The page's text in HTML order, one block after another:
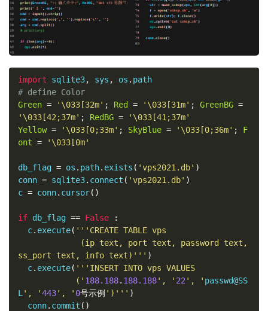
import sqlite3, sys , os .
# define Color
Green = '\033[32m' ; Red = '\033[31m' ; GreenBG =
'\033[42;37m' ; RedBG =
'\033[41;37m'
Yellow = '\033[0;33m' ; SkyBlue = '\033[0;36m' ;
F
ont = '\033[0m'
db_flag = os . path. exists ( 'vps2021.db' )
conn = sqlite3. connect ( 'vps2021.db' )
c = conn. cursor()
if db_flag == False
:
  c
. execute( '''CREATE TABLE vps
ss_port text, info text)''' )
  c
. execute( '''INSERT INTO vps VALUES
            ('
188.188. 188.188', ' 22 ', ' passwd@SS
L ', '443', ' 0号示例 ')''' )
  conn
. commit ()